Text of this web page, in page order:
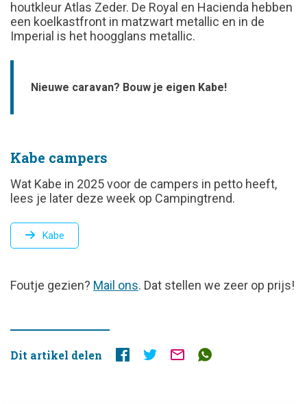
houtkleur Atlas Zeder. De Royal en Hacienda hebben
een koelkastfront in matzwart metallic en in de
Imperial is het hoogglans metallic.
Nieuwe caravan? Bouw je eigen Kabe!
Kabe campers
Wat Kabe in 2025 voor de campers in petto heeft,
lees je later deze week op Campingtrend.
Kabe
FOUTJE
Foutje gezien? Mail ons. Dat stellen we zeer op prijs!
Dit artikel delen